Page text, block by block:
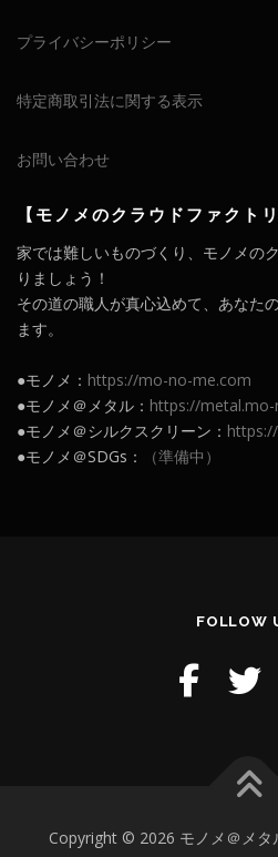
プライバシーポリシー
特定商取引法に関する表示
お問い合わせ
【モノメのクラウドファクトリ
家では難しいものづくり、モノメの
りましょう！
その道の職人が真心込めて、あなた
ます。
●モノメ： https://mo-no-me.com
●モノメ＠メタル： https://
●モノメ＠シルクスクリーン：
●モノメ＠SDGs：
（準備中）
FOLLOW
Copyright © 2026 モノメ＠メタ